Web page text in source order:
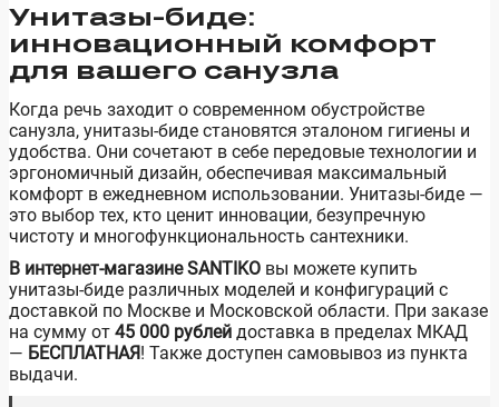
Унитазы-биде:
инновационный комфорт
для вашего санузла
Когда речь заходит о современном обустройстве
санузла, унитазы-биде становятся эталоном гигиены и
удобства. Они сочетают в себе передовые технологии и
эргономичный дизайн, обеспечивая максимальный
комфорт в ежедневном использовании. Унитазы-биде —
это выбор тех, кто ценит инновации, безупречную
чистоту и многофункциональность сантехники.
В интернет-магазине SANTIKO вы можете купить
унитазы-биде различных моделей и конфигураций с
доставкой по Москве и Московской области. При заказе
на сумму от 45 000 рублей доставка в пределах МКАД
— БЕСПЛАТНАЯ! Также доступен самовывоз из пункта
выдачи.